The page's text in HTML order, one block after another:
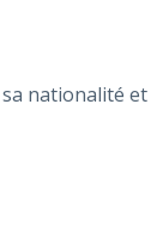
nationalité et